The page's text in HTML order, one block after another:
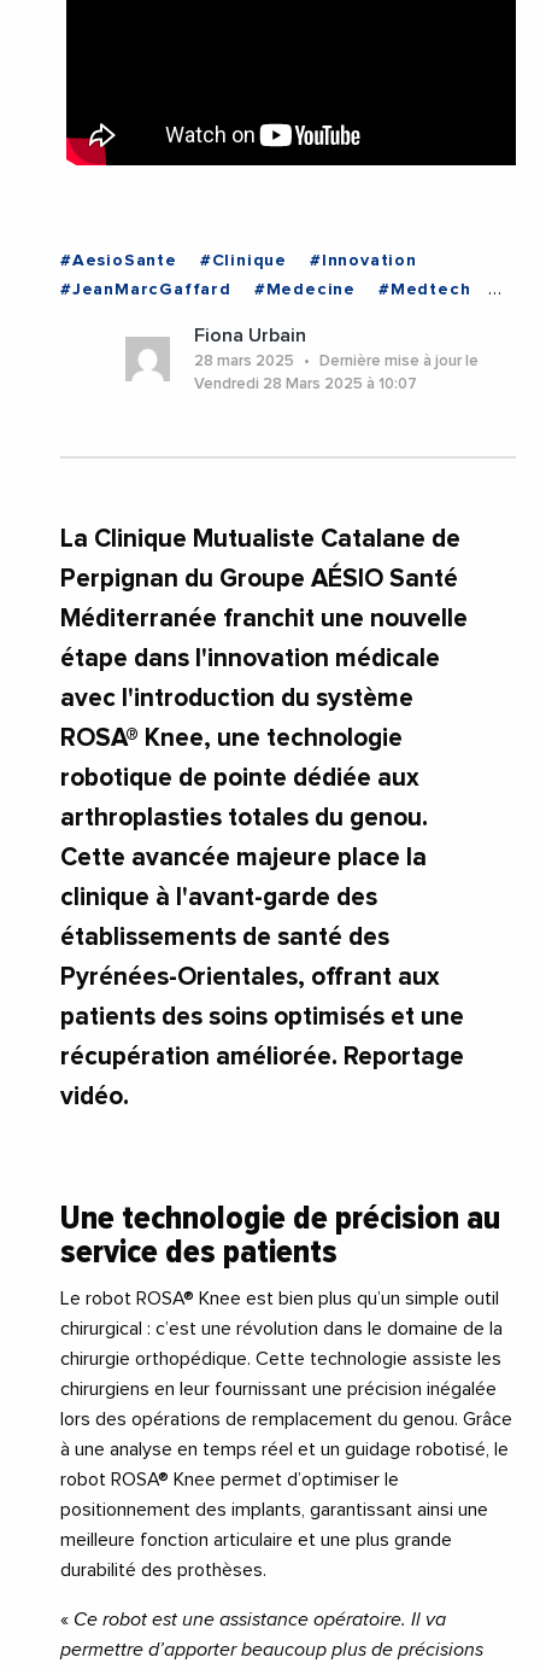
#AesioSante #Clinique
#Innovation
#JeanMarcGaffard
#Medecine
#Medtech
#Occitanie
Fiona Urbain
28 mars 2025
Dernière mise à jour le
Vendredi 28 Mars 2025 à 10:07
La Clinique Mutualiste Catalane de
Perpignan du Groupe AÉSIO Santé
Méditerranée franchit une nouvelle
étape dans l'innovation médicale
avec l'introduction du système
ROSA® Knee, une technologie
robotique de pointe dédiée aux
arthroplasties totales du genou.
Cette avancée majeure place la
clinique à l'avant-garde des
établissements de santé des
Pyrénées-Orientales, offrant aux
patients des soins optimisés et une
récupération améliorée. Reportage
vidéo.
Une technologie de précision au
service des patients
Le robot ROSA® Knee est bien plus qu’un simple outil
chirurgical : c’est une révolution dans le domaine de la
chirurgie orthopédique. Cette technologie assiste les
chirurgiens en leur fournissant une précision inégalée
lors des opérations de remplacement du genou. Grâce
à une analyse en temps réel et un guidage robotisé, le
robot ROSA® Knee permet d’optimiser le
positionnement des implants, garantissant ainsi une
meilleure fonction articulaire et une plus grande
durabilité des prothèses.
« Ce robot est une assistance opératoire. Il va
permettre d’apporter beaucoup plus de précisions